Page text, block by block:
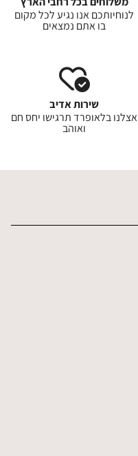
לנוחיותכם אנו נגיע לכל מקום
בו אתם נמצאים
שירות אדיב
אצלנו בלאופרד תרגישו יחס חם
ואוהב